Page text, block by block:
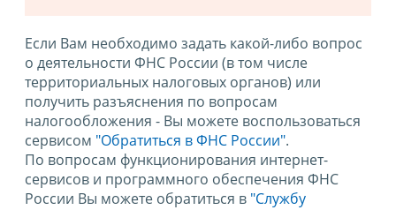
Если Вам необходимо задать какой-либо вопрос
о деятельности ФНС России (в том числе
территориальных налоговых органов) или
получить разъяснения по вопросам
налогообложения - Вы можете воспользоваться
сервисом "Обратиться в ФНС России".
По вопросам функционирования интернет-
сервисов и программного обеспечения ФНС
России Вы можете обратиться в "Службу